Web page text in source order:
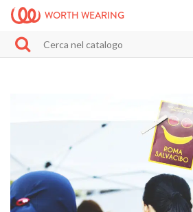
WORTH WEARING